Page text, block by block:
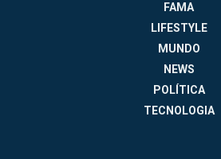
FAMA
LIFESTYLE
MUNDO
NEWS
POLÍTICA
TECNOLOGIA